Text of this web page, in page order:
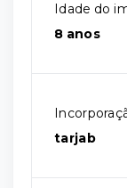
Idade do
8 anos
tarjab